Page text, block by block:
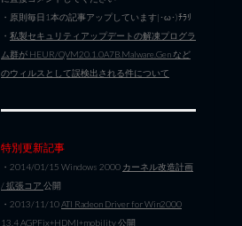
・原則毎日1本の記事アップしています|･ω･)ﾁﾗﾘ
・ 私製セキュリティアップデートの解凍プログラ
ム群が HEUR/QVM20.1.0A7B.Malware.Gen など
のウィルスとして誤検出される件について
特別更新記事
・2014/01/15 Windows 2000 カーネル改造計画
/ 拡張コア 公開
・2013/11/10ATI Radeon Driver for Win2000
13.4 AGPFix+HDMI+mobility 公開